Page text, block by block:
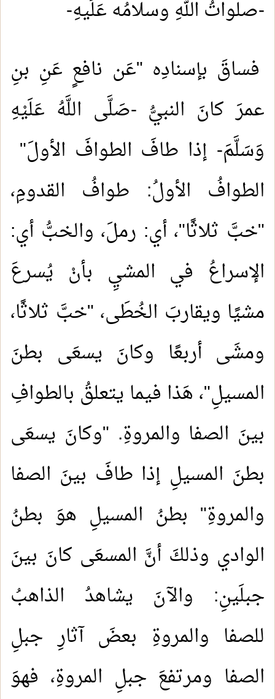
-صلواتُ اللهِ وسلامُه عَلَيهِ-
فساقَ بإسنادِه "عَن نافعٍ عَنِ بنِ
عمرَ كانَ النبيُّ -صَلَّى اللَّهُ عَلَيْهِ
وَسَلَّمَ- إذا طافَ الطوافَ الأولَ"
الطوافُ الأولُ: طوافُ القدومِ،
"خبَّ ثلاثًا"، أي: رملَ، والخبُّ أي:
الإسراعُ في المشيِ بأنْ يُسرعَ
مشيًا ويقاربَ الخُطَى، "خبَّ ثلاثًا،
ومشَى أربعًا وكانَ يسعَى بطنَ
المسيلِ"، هَذا فيما يتعلقُ بالطوافِ
بينَ الصفا والمروةِ. "وكانَ يسعَى
بطنَ المسيلِ إذا طافَ بينَ الصفا
والمروةِ" بطنُ المسيلِ هوَ بطنُ
الوادي وذلكَ أنَّ المسعَى كانَ بينَ
جبلَينِ: والآنَ يشاهدُ الذاهبُ
للصفا والمروةِ بعضَ آثارِ جبلِ
الصفا ومرتفعَ جبلِ المروةِ، فهوَ